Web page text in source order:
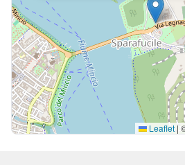
Leaflet |